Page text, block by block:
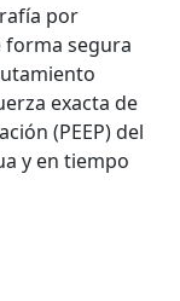
por
forma segura
exacta de
(PEEP) del
y en tiempo